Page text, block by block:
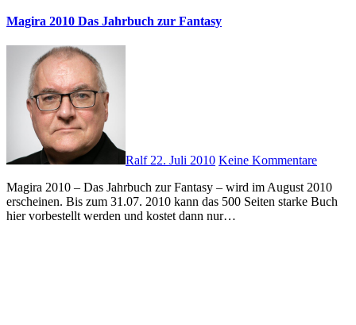
Magira 2010 Das Jahrbuch zur Fantasy
Ralf22. Juli 2010 Keine Kommentare
Magira 2010 – Das Jahrbuch zur Fantasy – wird im August 2010
erscheinen. Bis zum 31.07. 2010 kann das 500 Seiten starke Buch
hier vorbestellt werden und kostet dann nur…